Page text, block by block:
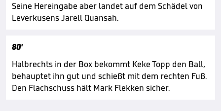
Seine Hereingabe aber landet auf dem Schädel von
Leverkusens Jarell Quansah.
80'
Halbrechts in der Box bekommt Keke Topp den Ball,
behauptet ihn gut und schießt mit dem rechten Fuß.
Den Flachschuss hält Mark Flekken sicher.